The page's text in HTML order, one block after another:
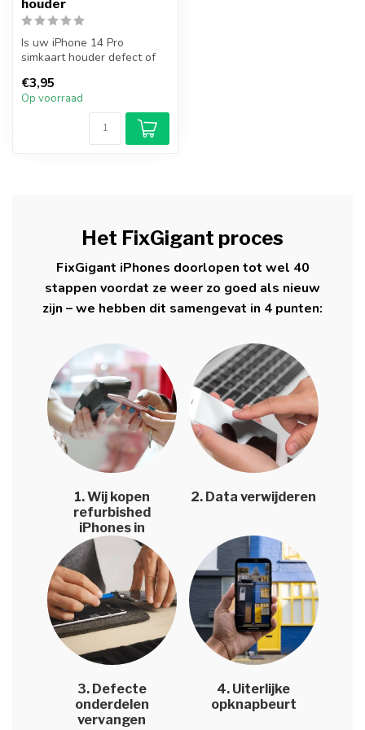
houder
Is uw iPhone 14 Pro
simkaart houder defect of
iPhone 14 Pro...
€3,95
Op voorraad
Het FixGigant proces
FixGigant iPhones doorlopen tot wel 40
stappen voordat ze weer zo goed als nieuw
zijn – we hebben dit samengevat in 4 punten:
1. Wij kopen
refurbished
iPhones in
2. Data verwijderen
3. Defecte
onderdelen
vervangen
4. Uiterlijke
opknapbeurt